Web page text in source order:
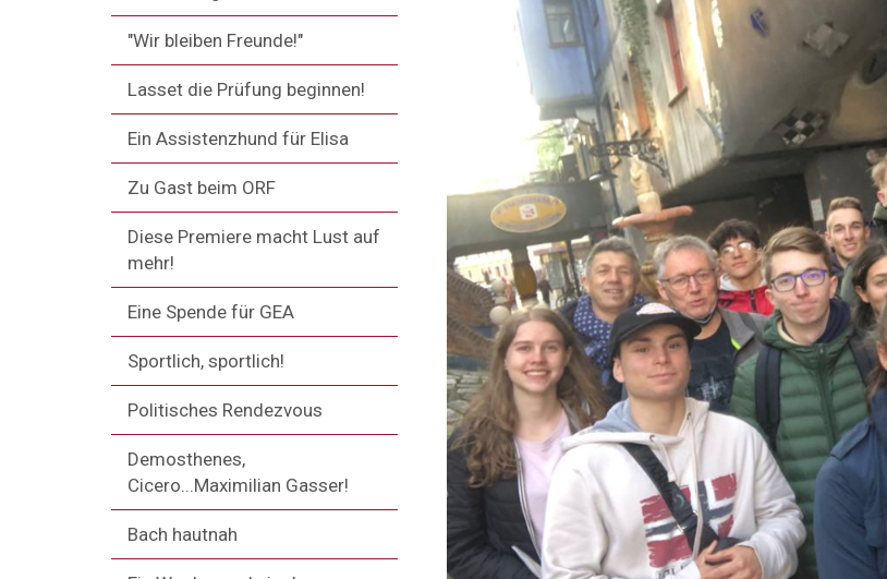
"Wir bleiben Freunde!"
Lasset die Prüfung beginnen!
Ein Assistenzhund für Elisa
Zu Gast beim ORF
Diese Premiere macht Lust auf
mehr!
Eine Spende für GEA
Sportlich, sportlich!
Politisches Rendezvous
Demosthenes,
Cicero...Maximilian Gasser!
Bach hautnah